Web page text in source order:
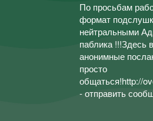
По просьбам
формат
нейтральными
паблика !!!Здесь
анонимные
просто
общаться!http://
- отправить